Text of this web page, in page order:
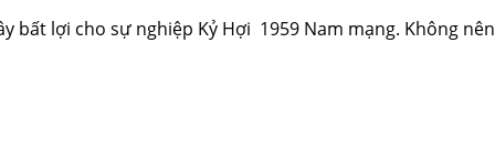
bất lợi cho sự nghiệp Kỷ Hợi 1959 Nam mạng. Không nên